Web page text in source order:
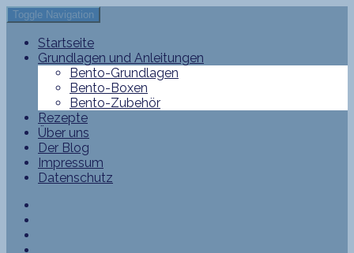
Toggle Navigation
Startseite
Grundlagen und Anleitungen
Bento-Grundlagen
Bento-Boxen
Bento-Zubehör
Rezepte
Über uns
Der Blog
Impressum
Datenschutz